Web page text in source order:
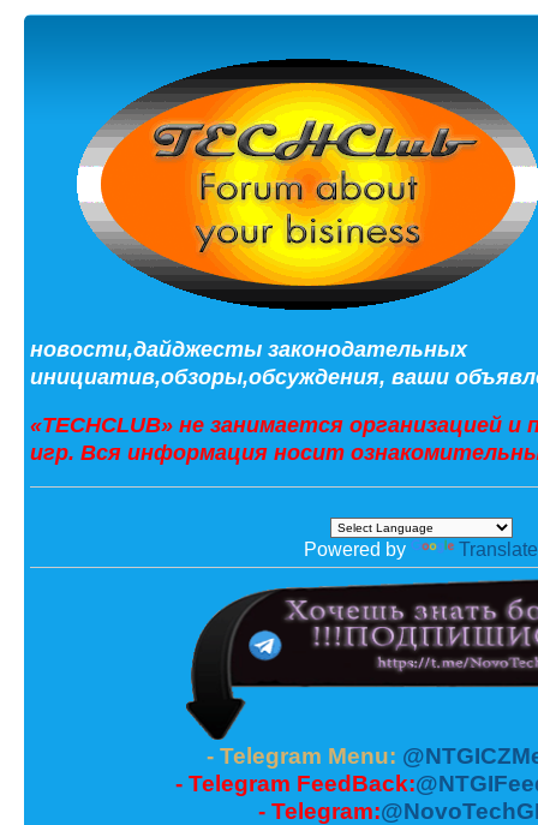
новости,дайджесты законодательных
инициатив,обзоры,обсуждения, ваши
«TECHCLUB» не занимается организацией
игр. Вся информация носит
Powered by Translate
- Telegram Menu:
- Telegram FeedBack:
- Telegram: